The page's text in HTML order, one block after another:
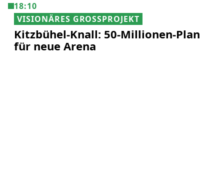
18:10
VISIONÄRES GROSSPROJEKT
Kitzbühel-Knall: 50-Millionen-Plan
für neue Arena